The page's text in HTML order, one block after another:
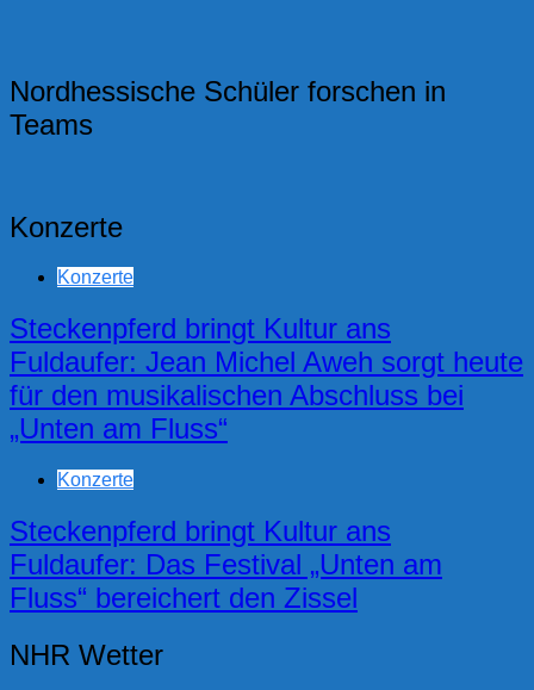
Nordhessische Schüler forschen in
Teams
Konzerte
Konzerte
Steckenpferd bringt Kultur ans
Fuldaufer: Jean Michel Aweh sorgt heute
für den musikalischen Abschluss bei
„Unten am Fluss“
Konzerte
Steckenpferd bringt Kultur ans
Fuldaufer: Das Festival „Unten am
Fluss“ bereichert den Zissel
NHR Wetter